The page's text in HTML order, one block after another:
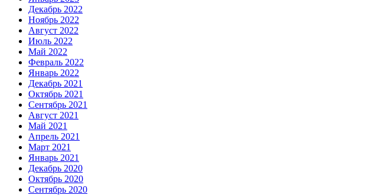
Декабрь 2022
Ноябрь 2022
Август 2022
Июль 2022
Май 2022
Февраль 2022
Январь 2022
Декабрь 2021
Октябрь 2021
Сентябрь 2021
Август 2021
Май 2021
Апрель 2021
Март 2021
Январь 2021
Декабрь 2020
Октябрь 2020
Сентябрь 2020